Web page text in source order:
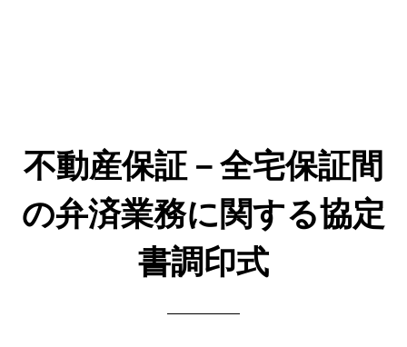
不動産保証－全宅保証間
の弁済業務に関する協定
書調印式